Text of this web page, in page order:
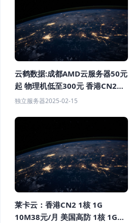
云鹤数据:成都AMD云服务器50元
起 物理机低至300元 香港CN2云
服务器 美国500M大带宽低至18
独立服务器2025-02-15
莱卡云：香港CN2 1核 1G
10M38元/月 美国高防 1核 1G